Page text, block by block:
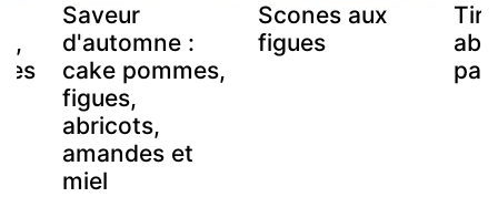
Saveur
d'automne :
cake pommes,
figues,
abricots,
amandes et
miel
Scones aux
figues